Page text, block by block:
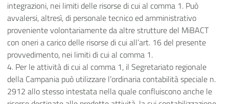
integrazioni, nei limiti delle risorse di cui al comma 1. Può
avvalersi, altresì, di personale tecnico ed amministrativo
proveniente volontariamente da altre strutture del MiBACT
con oneri a carico delle risorse di cui all’art. 16 del presente
provvedimento, nei limiti di cui al comma 1.
4. Per le attività di cui al comma 1, il Segretariato regionale
della Campania può utilizzare l’ordinaria contabilità speciale n.
2912 allo stesso intestata nella quale confluiscono anche le